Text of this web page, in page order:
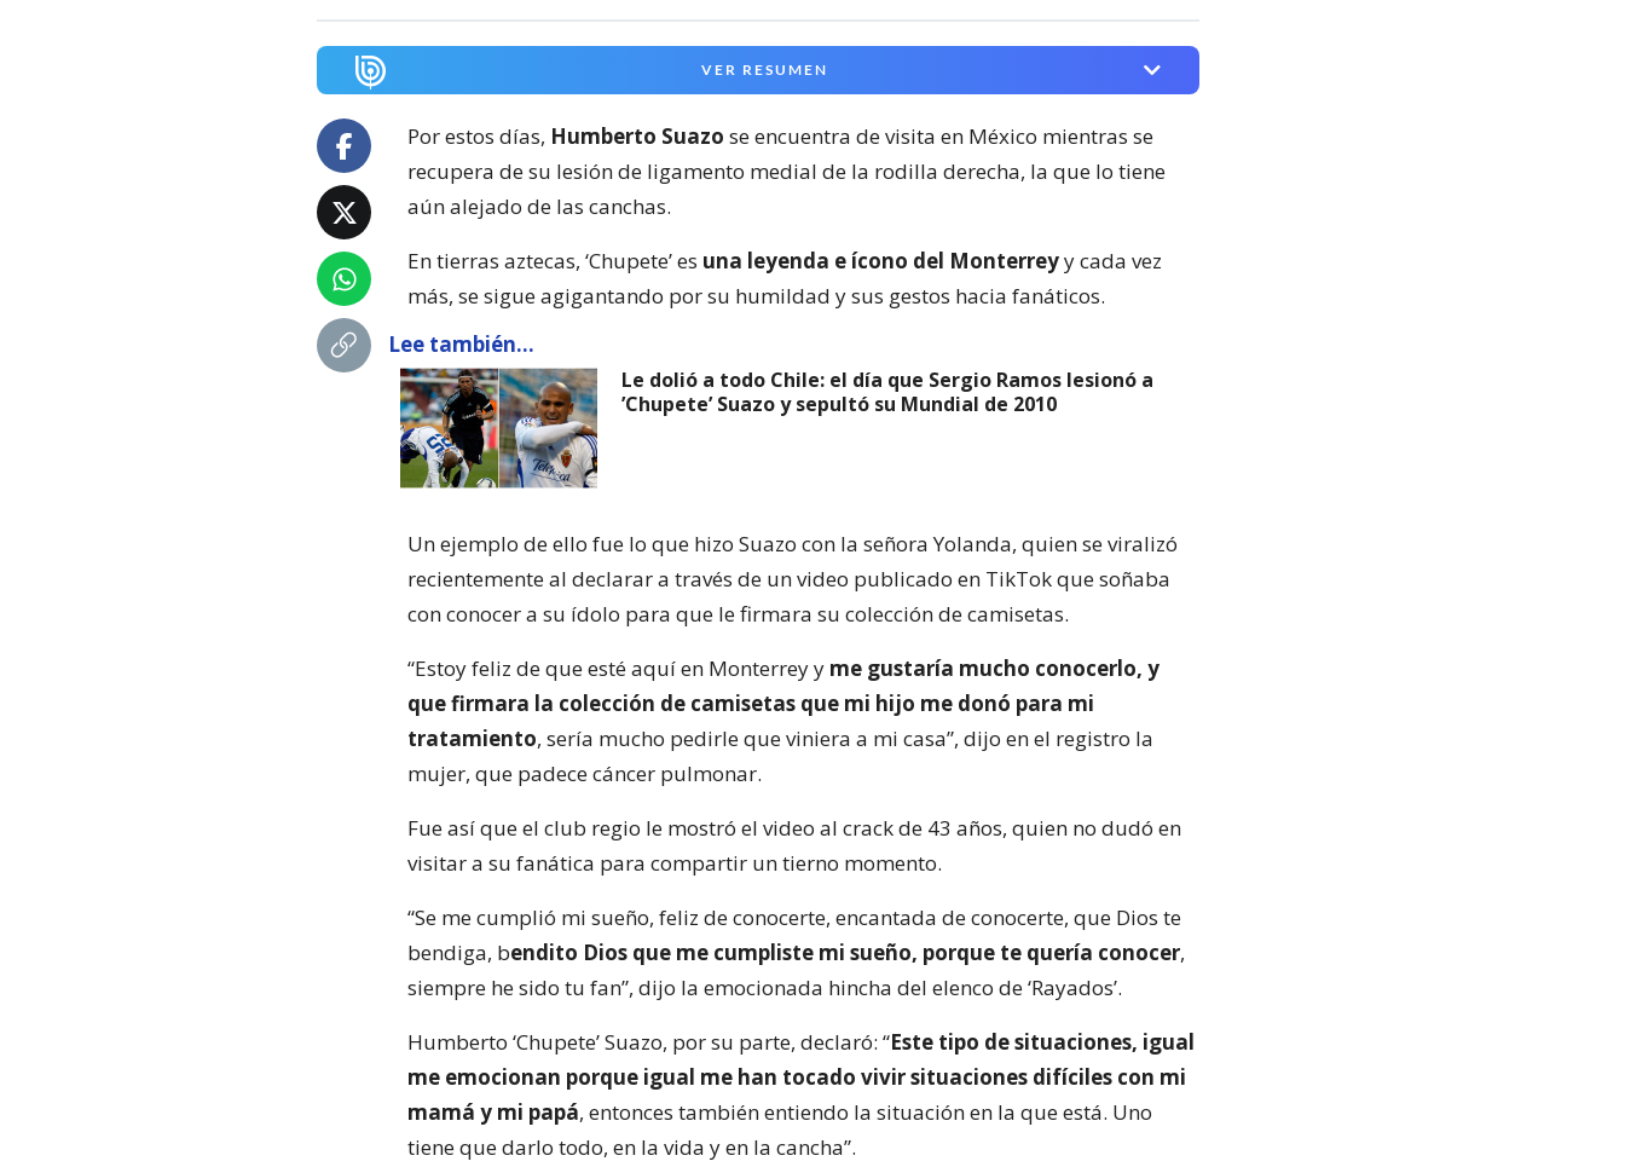
VER RESUMEN
Por estos días, Humberto Suazo se encuentra de visita en México mientras se
recupera de su lesión de ligamento medial de la rodilla derecha, la que lo tiene
aún alejado de las canchas.
En tierras aztecas, ‘Chupete’ es una leyenda e ícono del Monterreyy cada vez
más, se sigue agigantando por su humildad y sus gestos hacia fanáticos.
Lee también...
Le dolió a todo Chile: el día que Sergio Ramos lesionó a
’Chupete’ Suazo y sepultó su Mundial de 2010
Un ejemplo de ello fue lo que hizo Suazo con la señora Yolanda, quien se viralizó
recientemente al declarar a través de un video publicado en TikTok que soñaba
con conocer a su ídolo para que le firmara su colección de camisetas.
“Estoy feliz de que esté aquí en Monterrey y me gustaría mucho conocerlo, y
que firmara la colección de camisetas que mi hijo me donó para mi
tratamiento, sería mucho pedirle que viniera a mi casa”, dijo en el registro la
mujer, que padece cáncer pulmonar.
Fue así que el club regio le mostró el video al crack de 43 años, quien no dudó en
visitar a su fanática para compartir un tierno momento.
“Se me cumplió mi sueño, feliz de conocerte, encantada de conocerte, que Dios te
bendiga, bendito Dios que me cumpliste mi sueño, porque te quería conocer,
siempre he sido tu fan”, dijo la emocionada hincha del elenco de ‘Rayados’.
Humberto ‘Chupete’ Suazo, por su parte, declaró: “Este tipo de situaciones, igual
me emocionan porque igual me han tocado vivir situaciones difíciles con mi
mamá y mi papá, entonces también entiendo la situación en la que está. Uno
tiene que darlo todo, en la vida y en la cancha”.